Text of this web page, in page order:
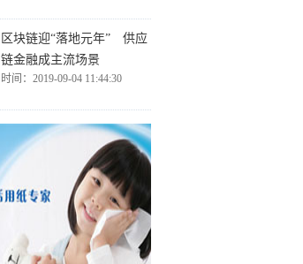
区块链迎“落地元年” 供应
链金融成主流场景
时间：2019-09-04 11:44:30